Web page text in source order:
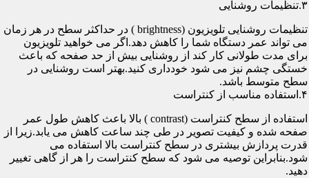
۳.تنظیمات روشنایی
تنظیمات روشنایی تلویزیون (brightness ) در حداکثر سطح در هر زمان
می تواند عمر دستگاه شما را کاهش دهد.اگر می خواهید تلویزیون
برای مدت طولانی کار کند از روشنایی بیش از حد صفحه که باعث
خستگی چشم نیز می شود خودداری کنید.بهتر است روشنایی در
سطح متوسط باشد.
۴.استفاده مناسب از کنتراست
استفاده از سطح کنتراست (contrast ) بالا باعث کاهش طول عمر
صفحه شده و کیفیت تصویر در طی چند ساعت کاهش می یابد.زیرا از
قدرت پردازش بیشتری در سطح کنتراست بالا استفاده می
شود.بنابراین توصیه می شود که سطح کنتراست را هر از گاهی تغییر
دهید.